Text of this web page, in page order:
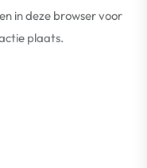
in deze browser voor
plaats.